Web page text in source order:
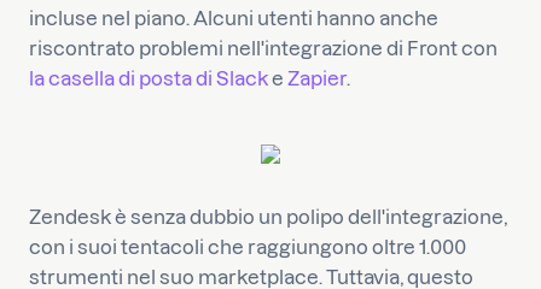
incluse nel piano. Alcuni utenti hanno anche
riscontrato problemi nell'integrazione di Front con
la casella di posta di Slacke Zapier.
Zendesk è senza dubbio un polipo dell'integrazione,
con i suoi tentacoli che raggiungono oltre 1.000
strumenti nel suo marketplace. Tuttavia, questo